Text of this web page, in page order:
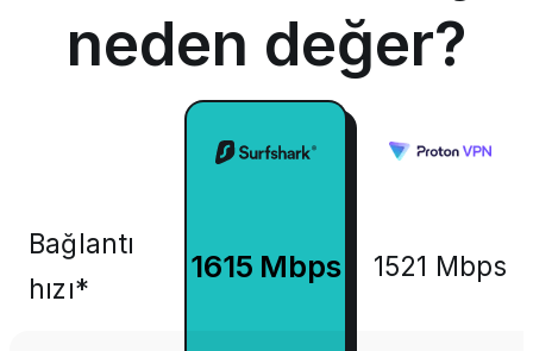
neden değer?
Bağlantı
hızı*
1615 Mbps 1521 Mbps